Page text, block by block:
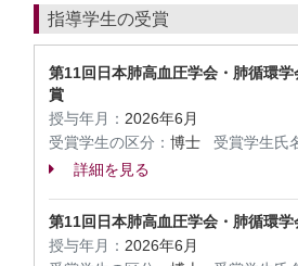
指導学生の受賞
第11回日本肺高血圧学会・肺循環
賞
授与年月： 2026年6月
受賞学生の区分： 博士 受賞学生氏
詳細を見る
第11回日本肺高血圧学会・肺循環
授与年月： 2026年6月